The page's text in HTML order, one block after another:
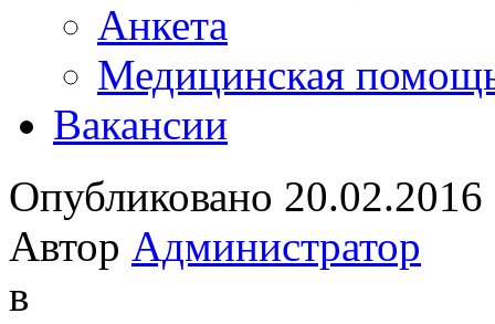
Анкета
Медицинская
Вакансии
Опубликовано 20.02.2016
Автор Администратор
в